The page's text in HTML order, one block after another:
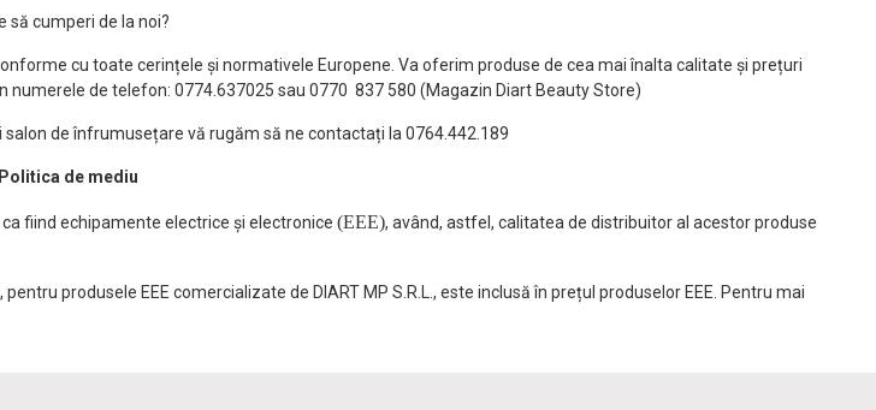
să cumperi de la noi?
cu toate cerințele și normativele Europene. Va oferim produse de cea mai înalta calitate și prețuri
de telefon: 0774.637025 sau 0770 837 580 (Magazin Diart Beauty Store)
de înfrumusețare vă rugăm să ne contactați la 0764.442.189
Politica de mediu
fiind echipamente electrice și electronice (EEE), având, astfel, calitatea de distribuitor al acestor produse
produsele EEE comercializate de DIART MP S.R.L., este inclusă în prețul produselor EEE. Pentru mai